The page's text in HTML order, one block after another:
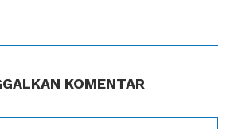
KOMENTAR